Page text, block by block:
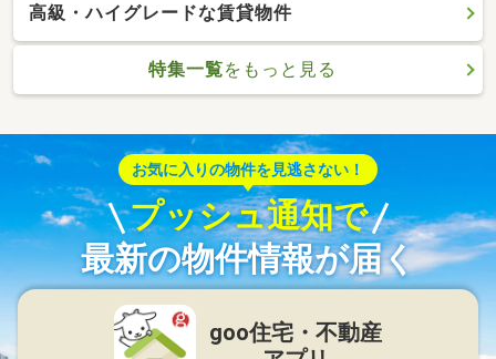
高級・ハイグレードな賃貸物件
特集一覧をもっと見る
お気に入りの物件を見逃さない！
プッシュ通知で
最新の物件情報が届く
goo住宅・不動産